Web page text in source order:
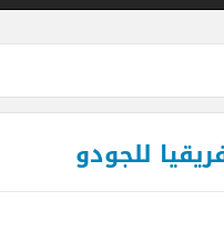
للجودو